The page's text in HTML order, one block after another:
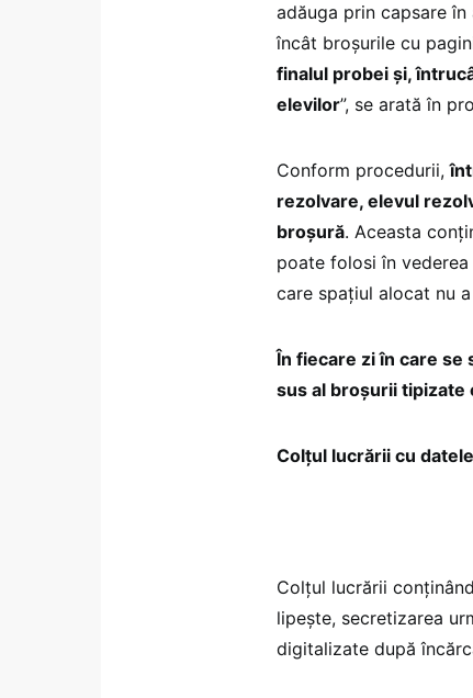
adăuga prin capsare
încât broşurile cu
finalul probei şi,
elevilor”, se arată în
Conform procedurii,
rezolvare, elevul
broşură. Aceasta
poate folosi în
care spațiul alocat nu
În fiecare zi în care
sus al broşurii tipizate
Colțul lucrării cu
Colțul lucrării
lipește, secretizarea
digitalizate după